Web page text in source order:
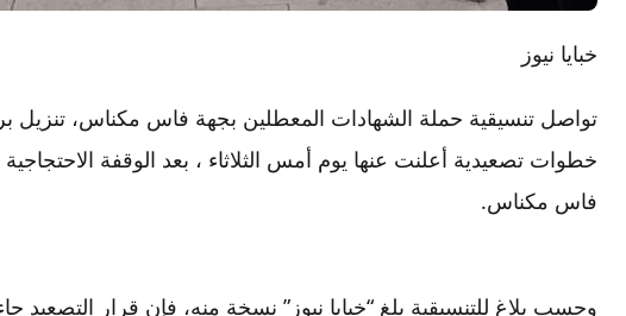
خبايا نيوز
تواصل تنسيقية حملة الشهادات المعطلين بجهة فاس مكناس، تنزيل
خطوات تصعيدية أعلنت عنها يوم أمس الثلاثاء ، بعد الوقفة
فاس مكناس.
وحسب بلاغ للتنسيقية بلغ “خبايا نيوز” نسخة منه، فإن قرار التصعيد